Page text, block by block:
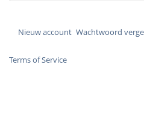
Nieuw account Wachtwoord
Terms of Service